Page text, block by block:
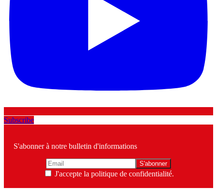
Subscribe
S'abonner à notre bulletin d'informations
J'accepte la politique de confidentialité.